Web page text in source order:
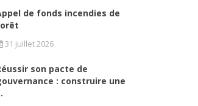
de fonds incendies de
31 juillet 2026
son pacte de
: construire une